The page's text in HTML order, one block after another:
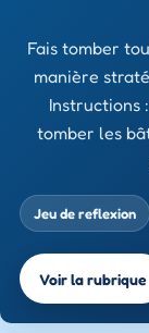
Fais tomber
manière
Instructions
tomber les
Jeu de reflexion
Voir la rubrique